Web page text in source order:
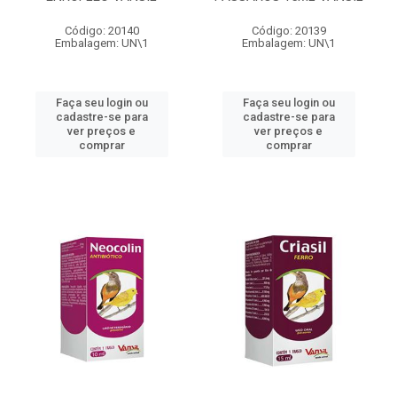
Código: 20140
Embalagem: UN\1
Faça seu login ou
cadastre-se para
ver preços e
comprar
Código: 20139
Embalagem: UN\1
Faça seu login ou
cadastre-se para
ver preços e
comprar